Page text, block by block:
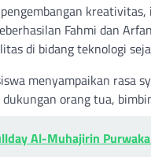
Fahmi dan
di bidang teknologi
menyampaikan rasa
orang tua,
Al-Muhajirin